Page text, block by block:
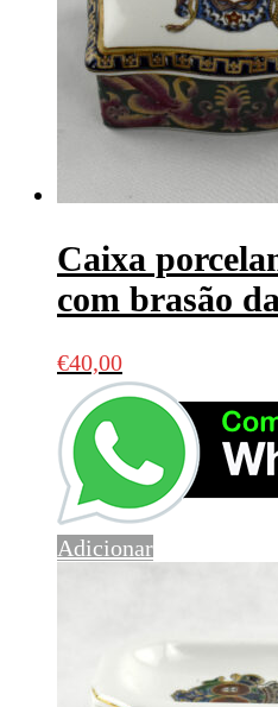
Caixa
com brasão
€40,00
Adicionar